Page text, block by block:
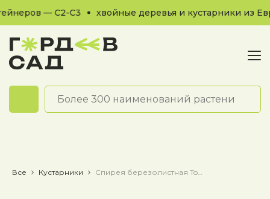
— С2-С3 хвойные деревья и кустарники из
Обратный звонок
Все Кустарники Спирея березолистная Tor Gold / Тор Голд